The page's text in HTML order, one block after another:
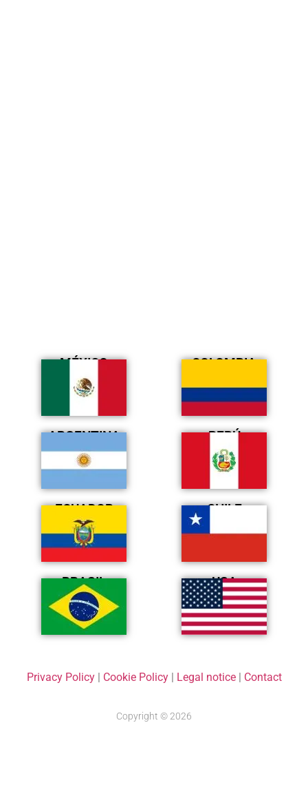
MÉXICO COLOMBIA
ARGENTINA PERÚ
ECUADOR CHILE
BRASIL USA
Privacy Policy| Cookie Policy| Legal notice| Contact
Copyright © 2026